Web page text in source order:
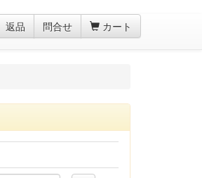
返品 問合せ カート